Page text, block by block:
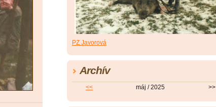
PZ Javorová
Archív
<< máj / 2025 >>